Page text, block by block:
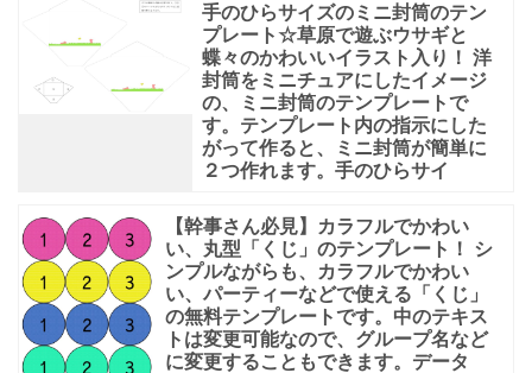
手のひらサイズのミニ封筒のテン
プレート☆草原で遊ぶウサギと
蝶々のかわいいイラスト入り！ 洋
封筒をミニチュアにしたイメージ
の、ミニ封筒のテンプレートで
す。テンプレート内の指示にした
がって作ると、ミニ封筒が簡単に
２つ作れます。手のひらサイ
【幹事さん必見】カラフルでかわい
い、丸型「くじ」のテンプレート！ シ
ンプルながらも、カラフルでかわい
い、パーティーなどで使える「くじ」
の無料テンプレートです。中のテキス
トは変更可能なので、グループ名など
に変更することもできます。データ